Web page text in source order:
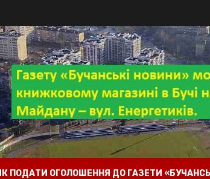
ПОДАТИ ОГОЛОШЕННЯ ДО ГАЗЕТИ